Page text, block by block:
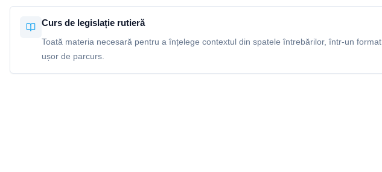
Curs de legislație rutieră
Toată materia necesară pentru a înțelege contextul din spatele întrebărilor, într-un format
ușor de parcurs.